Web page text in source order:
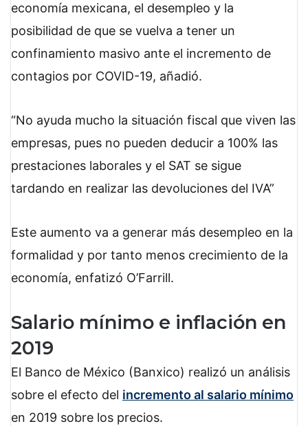
economía mexicana, el desempleo y la
posibilidad de que se vuelva a tener un
confinamiento masivo ante el incremento de
contagios por COVID-19, añadió.
No ayuda mucho la situación fiscal que viven las
empresas, pues no pueden deducir a 100% las
prestaciones laborales y el SAT se sigue
tardando en realizar las devoluciones del IVA
Este aumento va a generar más desempleo en la
formalidad y por tanto menos crecimiento de la
economía, enfatizó O’Farrill.
Salario mínimo e inflación en
2019
El Banco de México (Banxico) realizó un análisis
sobre el efecto del incremento al salario mínimo
en 2019 sobre los precios.